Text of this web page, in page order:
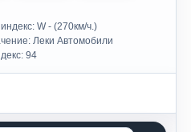
W - (270км/ч.)
Леки Автомобили
94